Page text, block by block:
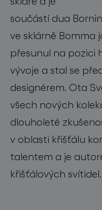
součástí dua
ve sklárně Bomma
přesunul na pozici
vývoje a stal se
designérem. Ota
všech nových
dlouholeté
v oblasti křišťálu
talentem a je
křišťálových svítidel.